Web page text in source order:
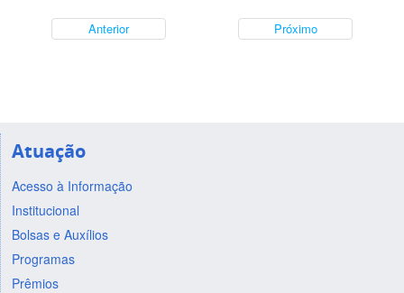
Anterior Próximo
Atuação
Acesso à Informação
Institucional
Bolsas e Auxílios
Programas
Prêmios